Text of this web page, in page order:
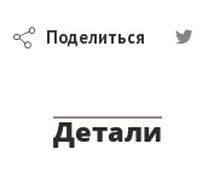
Поделиться
Детали